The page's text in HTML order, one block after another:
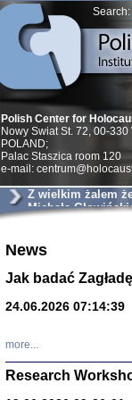
Search:
Polish Center for
Nowy Swiat St. 72, 00-330
POLAND;
Palac Staszica room 120
e-mail:
Z wielkim żalem
Michała
News
Jak badać
24.06.2026 07:14:39
more...
Research